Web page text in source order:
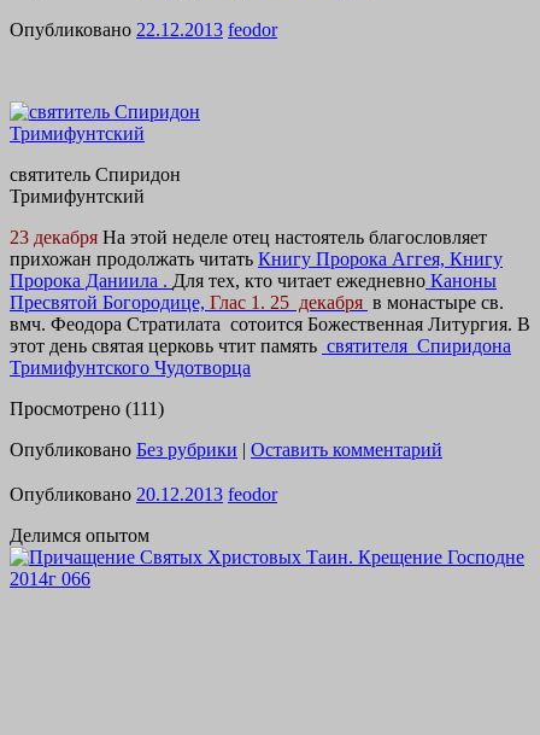
Опубликовано 22.12.2013 feodor
святитель Спиридон
Тримифунтский
23 декабря На этой неделе отец настоятель благословляет
прихожан продолжать читать Книгу Пророка Аггея, Книгу
Пророка Даниила . Для тех, кто читает ежедневно Каноны
Пресвятой Богородице, Глас 1. 25 декабря в монастыре св.
вмч. Феодора Стратилата сотоится Божественная Литургия. В
этот день святая церковь чтит память святителя Спиридона
Тримифунтского Чудотворца
Просмотрено (111)
Опубликовано Без рубрики | Оставить комментарий
Опубликовано 20.12.2013 feodor
Делимся опытом